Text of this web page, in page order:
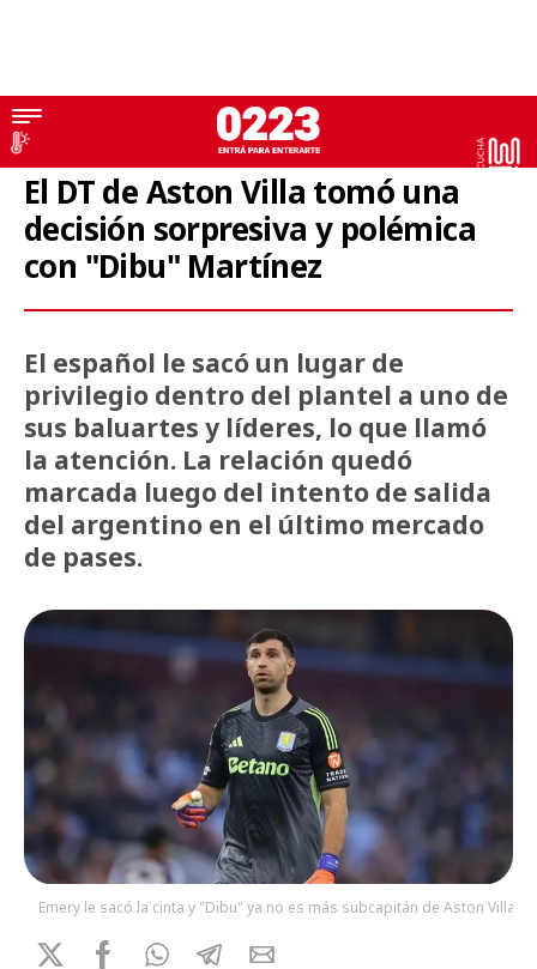
Fútbol Internacional
El DT de Aston Villa tomó una
decisión sorpresiva y polémica
con "Dibu" Martínez
El español le sacó un lugar de
privilegio dentro del plantel a uno de
sus baluartes y líderes, lo que llamó
la atención. La relación quedó
marcada luego del intento de salida
del argentino en el último mercado
de pases.
Emery le sacó la cinta y "Dibu" ya no es más subcapitán de Aston Villa.